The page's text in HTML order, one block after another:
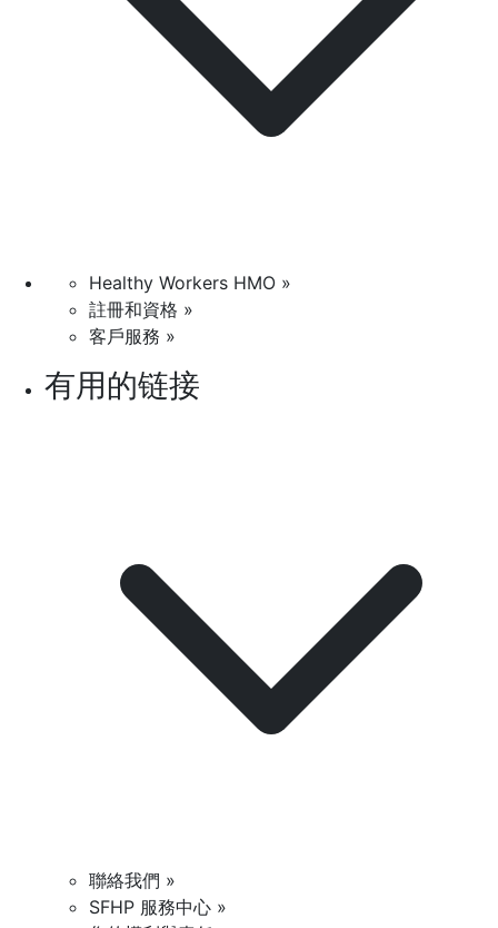
Healthy Workers HMO »
註冊和資格 »
客戶服務 »
有用的链接
聯絡我們 »
SFHP 服務中心 »